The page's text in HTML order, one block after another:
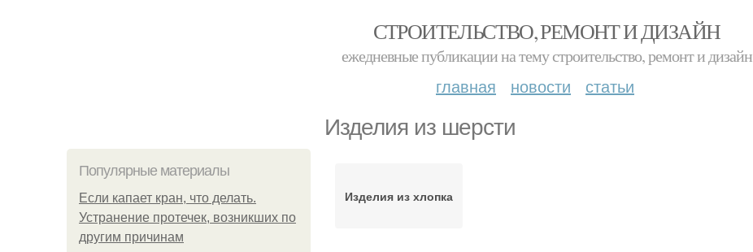
СТРОИТЕЛЬСТВО, РЕМОНТ И ДИЗАЙН
ежедневные публикации на тему строительство, ремонт и дизайн
главная новости статьи
Изделия из шерсти
Популярные материалы
Если капает кран, что делать.
Устранение протечек, возникших по
другим причинам
Изделия из хлопка